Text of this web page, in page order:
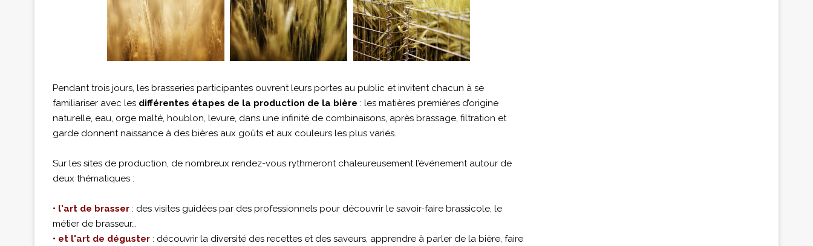
Pendant trois jours, les brasseries participantes ouvrent leurs portes au public et invitent chacun à se
familiariser avec les différentes étapes de la production de la bière : les matières premières d’origine
naturelle, eau, orge malté, houblon, levure, dans une infinité de combinaisons, après brassage, filtration et
garde donnent naissance à des bières aux goûts et aux couleurs les plus variés.
Sur les sites de production, de nombreux rendez-vous rythmeront chaleureusement l’événement autour de
deux thématiques :
• l'art de brasser : des visites guidées par des professionnels pour découvrir le savoir-faire brassicole, le
métier de brasseur…
• et l'art de déguster : découvrir la diversité des recettes et des saveurs, apprendre à parler de la bière, faire